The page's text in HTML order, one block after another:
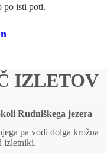
po isti poti.
IZLETOV
Rudniškega jezera